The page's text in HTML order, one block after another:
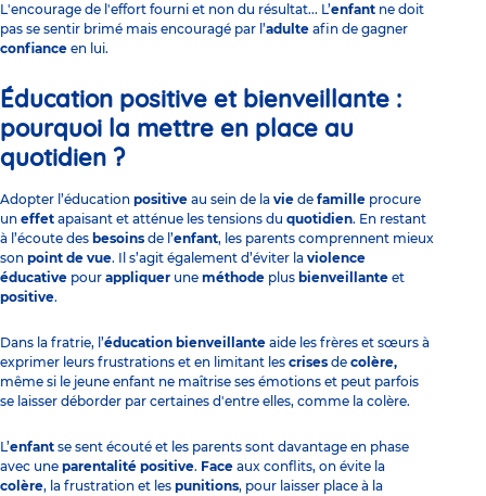
L'encourage de l'effort fourni et non du résultat... L’enfant ne doit
pas se sentir brimé mais encouragé par l’adulte afin de gagner
confiance en lui.
Éducation positive et bienveillante :
pourquoi la mettre en place au
quotidien ?
Adopter l’éducation positive au sein de la vie de famille procure
un effet apaisant et atténue les tensions du quotidien. En restant
à l’écoute des besoins de l’enfant, les parents comprennent mieux
son point de vue. Il s’agit également d’éviter la violence
éducative pour appliquer une méthode plus bienveillante et
positive.
Dans la fratrie, l’éducation bienveillante aide les frères et sœurs à
exprimer leurs frustrations et en limitant les crises de colère,
même si le jeune enfant ne maîtrise ses émotions et peut parfois
se laisser déborder par certaines d'entre elles, comme la colère.
L’enfant se sent écouté et les parents sont davantage en phase
avec une parentalité positive. Face aux conflits, on évite la
colère, la frustration et les punitions, pour laisser place à la